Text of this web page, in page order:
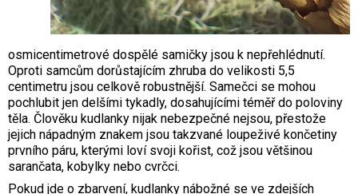
osmicentimetrové dospělé samičky jsou k nepřehlédnutí.
Oproti samcům dorůstajícím zhruba do velikosti 5,5
centimetru jsou celkově robustnější. Samečci se mohou
pochlubit jen delšími tykadly, dosahujícími téměř do poloviny
těla. Člověku kudlanky nijak nebezpečné nejsou, přestože
jejich nápadným znakem jsou takzvané loupeživé končetiny
prvního páru, kterými loví svoji kořist, což jsou většinou
sarančata, kobylky nebo cvrčci.
Pokud jde o zbarvení, kudlanky nábožné se ve zdejších